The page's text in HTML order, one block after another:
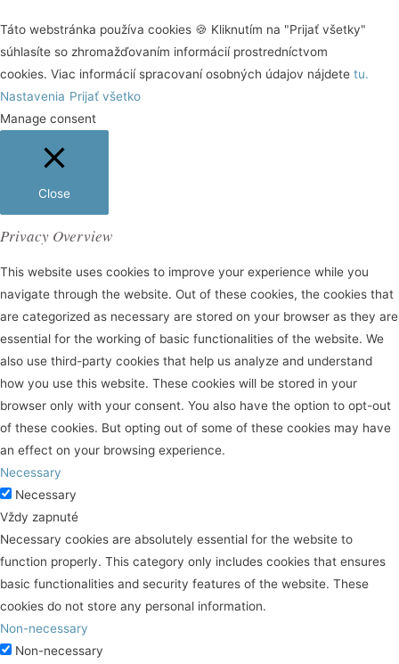
Táto webstránka používa cookies 🍪 Kliknutím na "Prijať všetky"
súhlasíte so zhromažďovaním informácií prostredníctvom
cookies. Viac informácií spracovaní osobných údajov nájdete tu.
Nastavenia Prijať všetko
Manage consent
Close
Privacy Overview
This website uses cookies to improve your experience while you
navigate through the website. Out of these cookies, the cookies that
are categorized as necessary are stored on your browser as they are
essential for the working of basic functionalities of the website. We
also use third-party cookies that help us analyze and understand
how you use this website. These cookies will be stored in your
browser only with your consent. You also have the option to opt-out
of these cookies. But opting out of some of these cookies may have
an effect on your browsing experience.
Necessary
Necessary
Vždy zapnuté
Necessary cookies are absolutely essential for the website to
function properly. This category only includes cookies that ensures
basic functionalities and security features of the website. These
cookies do not store any personal information.
Non-necessary
Non-necessary